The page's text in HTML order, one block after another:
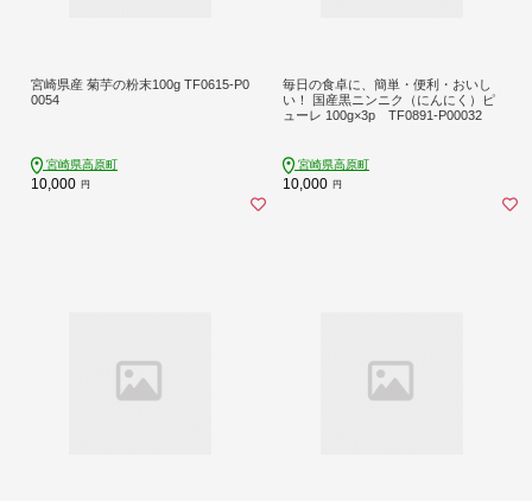
宮崎県産 菊芋の粉末100g TF0615-P0
0054
宮崎県高原町
10,000 円
毎日の食卓に、簡単・便利・おいし
い！ 国産黒ニンニク（にんにく）ピ
ューレ 100g×3p TF0891-P00032
宮崎県高原町
10,000 円